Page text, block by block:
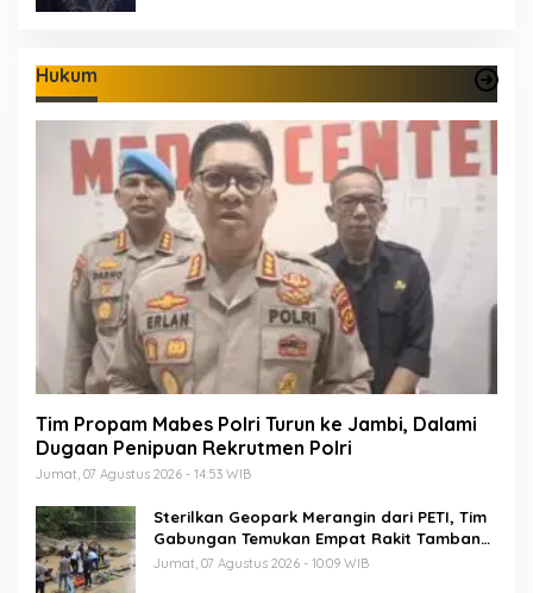
Hukum
Tim Propam Mabes Polri Turun ke Jambi, Dalami
Dugaan Penipuan Rekrutmen Polri
Jumat, 07 Agustus 2026 - 14:53 WIB
Sterilkan Geopark Merangin dari PETI, Tim
Gabungan Temukan Empat Rakit Tambang
Ilegal
Jumat, 07 Agustus 2026 - 10:09 WIB